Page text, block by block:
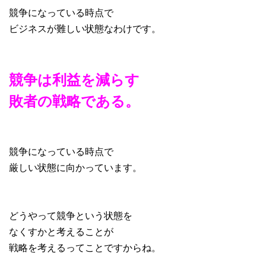
競争になっている時点で
ビジネスが難しい状態なわけです。
競争は利益を減らす
敗者の戦略である。
競争になっている時点で
厳しい状態に向かっています。
どうやって競争という状態を
なくすかと考えることが
戦略を考えるってことですからね。